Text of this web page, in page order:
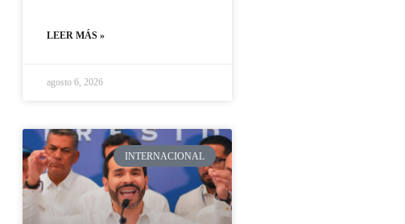
LEER MÁS »
agosto 6, 2026
INTERNACIONAL